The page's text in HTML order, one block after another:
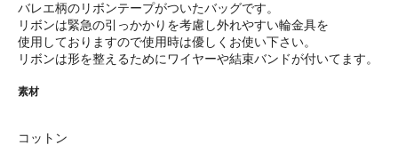
バレエ柄のリボンテープがついたバッグです。
リボンは緊急の引っかかりを考慮し外れやすい輪金具を
使用しておりますので使用時は優しくお使い下さい。
リボンは形を整えるためにワイヤーや結束バンドが付いてます。
素材
コットン